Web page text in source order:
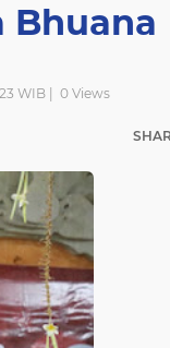
Bhuana
WIB | 0 Views